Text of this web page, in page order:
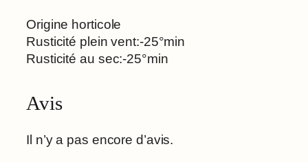
Origine horticole
Rusticité plein vent:-25°min
Rusticité au sec:-25°min
Avis
Il n’y a pas encore d’avis.